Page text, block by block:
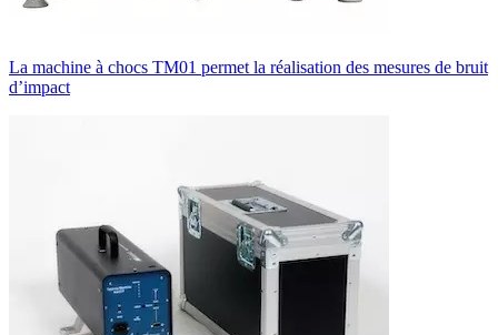
La machine à chocs TM01 permet la réalisation des mesures de bruit
d’impact